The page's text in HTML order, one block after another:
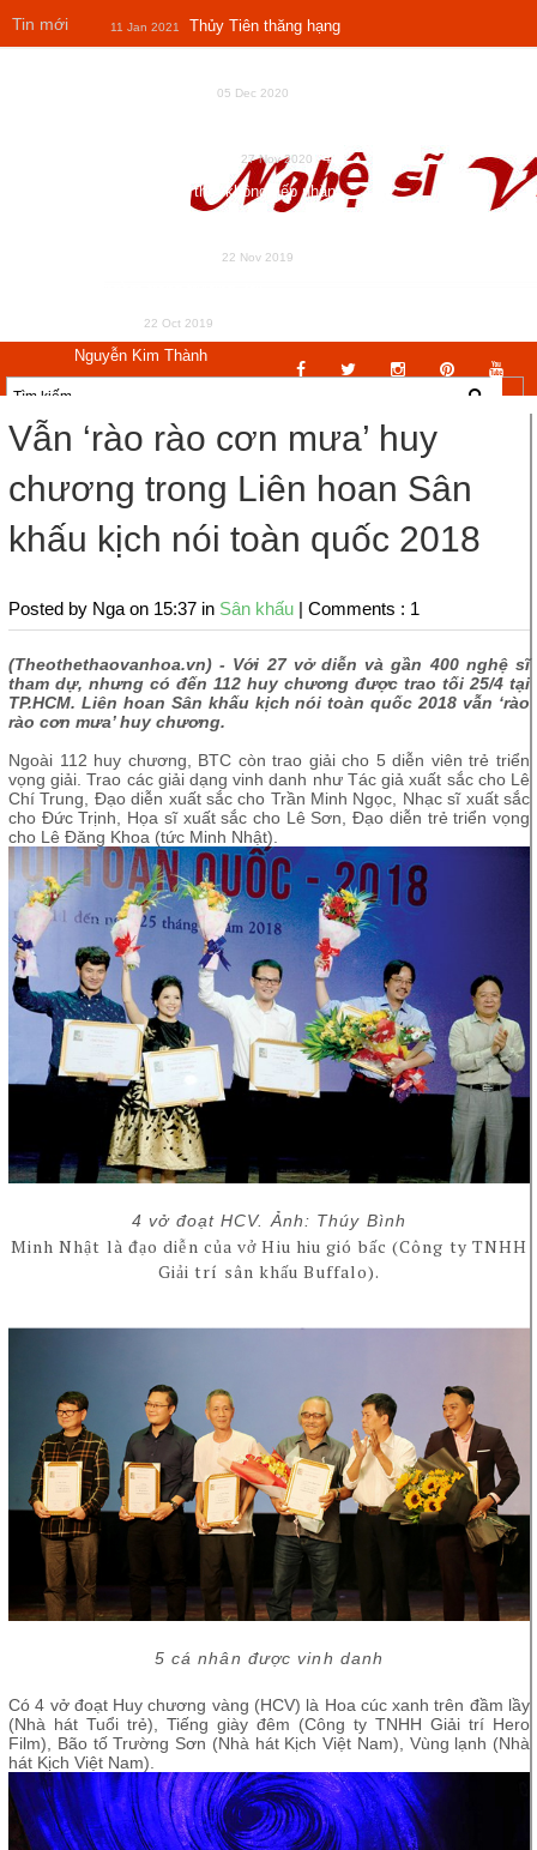
Tin mới 11 Jan 2021
Thủy Tiên thăng hạng
05 Dec 2020
27 Nov 2020
40
tuổi da vẫn nhẵn thín không nếp nhăn
22 Nov 2019
22 Oct 2019
Nguyễn Kim Thành
Vẫn ‘rào rào cơn mưa’ huy
chương trong Liên hoan Sân
khấu kịch nói toàn quốc 2018
Posted by Nga on 15:37 in Sân khấu | Comments : 1
(Theothethaovanhoa.vn) - Với 27 vở diễn và gần 400 nghệ sĩ
tham dự, nhưng có đến 112 huy chương được trao tối 25/4 tại
TP.HCM. Liên hoan Sân khấu kịch nói toàn quốc 2018 vẫn ‘rào
rào cơn mưa’ huy chương.
Ngoài 112 huy chương, BTC còn trao giải cho 5 diễn viên trẻ triển
vọng giải. Trao các giải dạng vinh danh như Tác giả xuất sắc cho Lê
Chí Trung, Đạo diễn xuất sắc cho Trần Minh Ngọc, Nhạc sĩ xuất sắc
cho Đức Trịnh, Họa sĩ xuất sắc cho Lê Sơn, Đạo diễn trẻ triển vọng
cho Lê Đăng Khoa (tức Minh Nhật).
4 vở đoạt HCV. Ảnh: Thúy Bình
Minh Nhật là đạo diễn của vở Hiu hiu gió bấc (Công ty TNHH
Giải trí sân khấu Buffalo).
5 cá nhân được vinh danh
Có 4 vở đoạt Huy chương vàng (HCV) là Hoa cúc xanh trên đầm lầy
(Nhà hát Tuổi trẻ), Tiếng giày đêm (Công ty TNHH Giải trí Hero
Film), Bão tố Trường Sơn (Nhà hát Kịch Việt Nam), Vùng lạnh (Nhà
hát Kịch Việt Nam).